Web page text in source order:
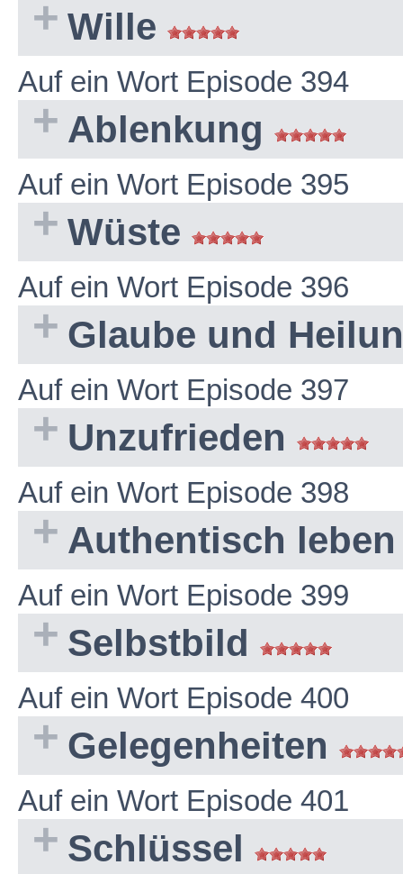
Wille
Auf ein Wort Episode 394
Ablenkung
Auf ein Wort Episode 395
Wüste
Auf ein Wort Episode 396
Glaube und
Auf ein Wort Episode 397
Unzufrieden
Auf ein Wort Episode 398
Authentisch
Auf ein Wort Episode 399
Selbstbild
Auf ein Wort Episode 400
Gelegenheiten
Auf ein Wort Episode 401
Schlüssel